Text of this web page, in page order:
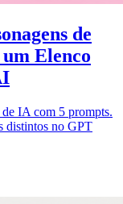
de
Elenco
IA com 5 prompts.
distintos no GPT